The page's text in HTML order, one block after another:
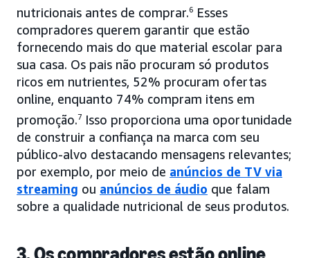
nutricionais antes de comprar.6 Esses
compradores querem garantir que estão
fornecendo mais do que material escolar para
sua casa. Os pais não procuram só produtos
ricos em nutrientes, 52% procuram ofertas
online, enquanto 74% compram itens em
promoção.7 Isso proporciona uma oportunidade
de construir a confiança na marca com seu
público-alvo destacando mensagens relevantes;
por exemplo, por meio de anúncios de TV via
streaming ou anúncios de áudio que falam
sobre a qualidade nutricional de seus produtos.